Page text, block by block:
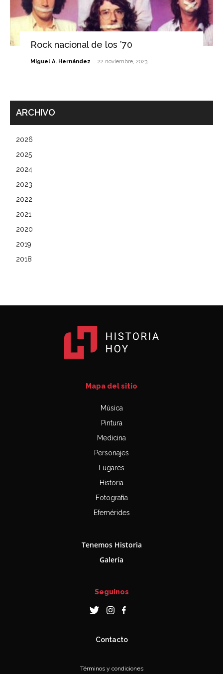
Rock nacional de los ’70
Miguel A. Hernández - 22 noviembre, 2023
ARCHIVO
2026
2025
2024
2023
2022
2021
2020
2019
2018
Mapa del sitio
Música
Pintura
Medicina
Personajes
Lugares
Historia
Fotografía
Efemérides
Tenemos Historia
Galería
Seguinos
Contacto
Términos y condiciones